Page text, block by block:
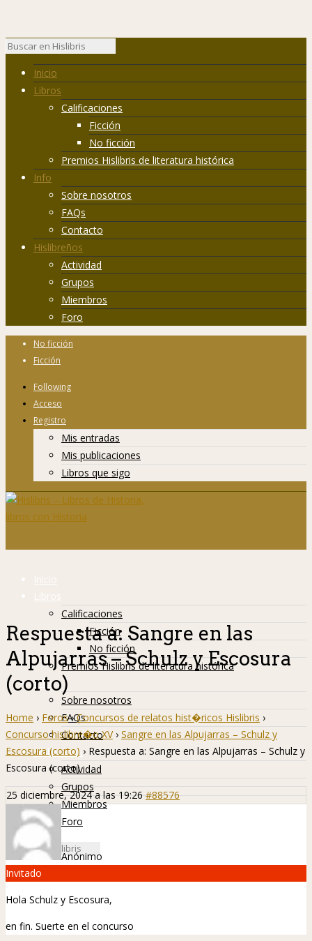
Inicio
Libros
Calificaciones
Ficción
No ficción
Premios Hislibris de literatura histórica
Info
Sobre nosotros
FAQs
Contacto
Hislibreños
Actividad
Grupos
Miembros
Foro
No ficción
Ficción
Following
Acceso
Registro
Mis entradas
Mis publicaciones
Libros que sigo
Inicio
Libros
Calificaciones
Ficción
No ficción
Premios Hislibris de literatura histórica
Info
Sobre nosotros
FAQs
Contacto
Hislibreños
Actividad
Grupos
Miembros
Foro
Respuesta a: Sangre en las
Alpujarras – Schulz y Escosura
(corto)
Home › Foros › Concursos de relatos hist�ricos Hislibris ›
Concurso hislibre�o XV › Sangre en las Alpujarras – Schulz y
Escosura (corto) › Respuesta a: Sangre en las Alpujarras – Schulz y
Escosura (corto)
25 diciembre, 2024 a las 19:26 #88576
Anónimo
Invitado
Hola Schulz y Escosura,
en fin. Suerte en el concurso